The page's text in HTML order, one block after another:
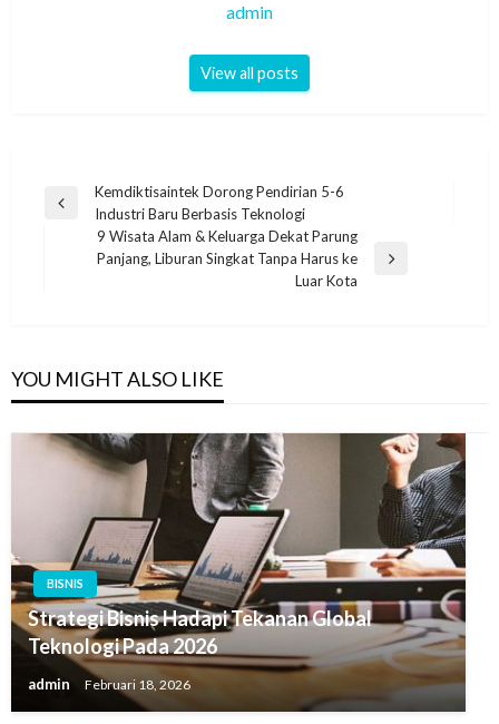
admin
View all posts
Navigasi
Previous
Kemdiktisaintek Dorong Pendirian 5-6
Industri Baru Berbasis Teknologi
9 Wisata Alam & Keluarga Dekat Parung
Panjang, Liburan Singkat Tanpa Harus ke
Luar Kota
YOU MIGHT ALSO LIKE
BISNIS
Strategi Bisnis Hadapi Tekanan Global
Teknologi Pada 2026
admin Februari 18, 2026